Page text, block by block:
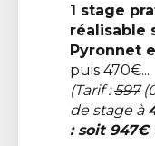
1 stage
réalisable
Pyronnet
puis 470€...
(Tarif :597
de stage à
: soit 947€